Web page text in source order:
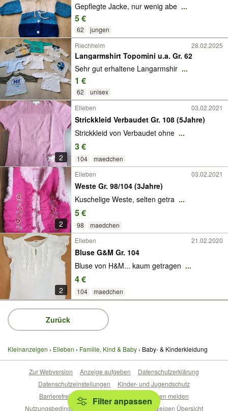
Gepflegte Jacke, nur wenig abe ...
5 €
62
jungen
Riechheim
28.02.2025
Langarmshirt Topomini u.a. Gr. 62
Sehr gut erhaltene Langarmshir ...
1 €
62 unisex
2
Elleben 03.02.2021
Strickkleid Verbaudet Gr. 108 (5Jahre)
Strickkleid von Verbaudet ohne ...
3 €
104 maedchen
2
Elleben 03.02.2021
Weste Gr. 98/104 (3Jahre)
Kuschelige Weste, selten getra ...
5 €
98 maedchen
2
Elleben 21.02.2020
Bluse G&M Gr. 104
Bluse von H&M... kaum getragen ...
4 €
104 maedchen
Zurück
Kleinanzeigen Elleben Familie, Kind & Baby Baby- & Kinderkleidung
Filter anpassen
Zur Webversion Anzeige aufgeben
Datenschutzerklärung
Datenschutzeinstellungen
Kinder- und Jugendschutz
Barrierefreiheitserklärung
Sicherheitslücken melden
Nutzungsbedingungen
Beliebte Suchen Anzeigen Übersicht